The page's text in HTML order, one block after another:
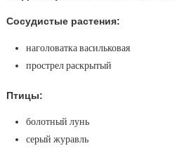
Сосудистые растения:
наголоватка васильковая
прострел раскрытый
Птицы:
болотный лунь
серый журавль